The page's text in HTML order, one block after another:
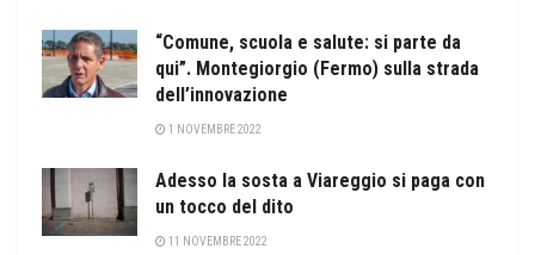
“Comune, scuola e salute: si parte da
qui”. Montegiorgio (Fermo) sulla strada
dell’innovazione
1 NOVEMBRE 2022
Adesso la sosta a Viareggio si paga con
un tocco del dito
11 NOVEMBRE 2022